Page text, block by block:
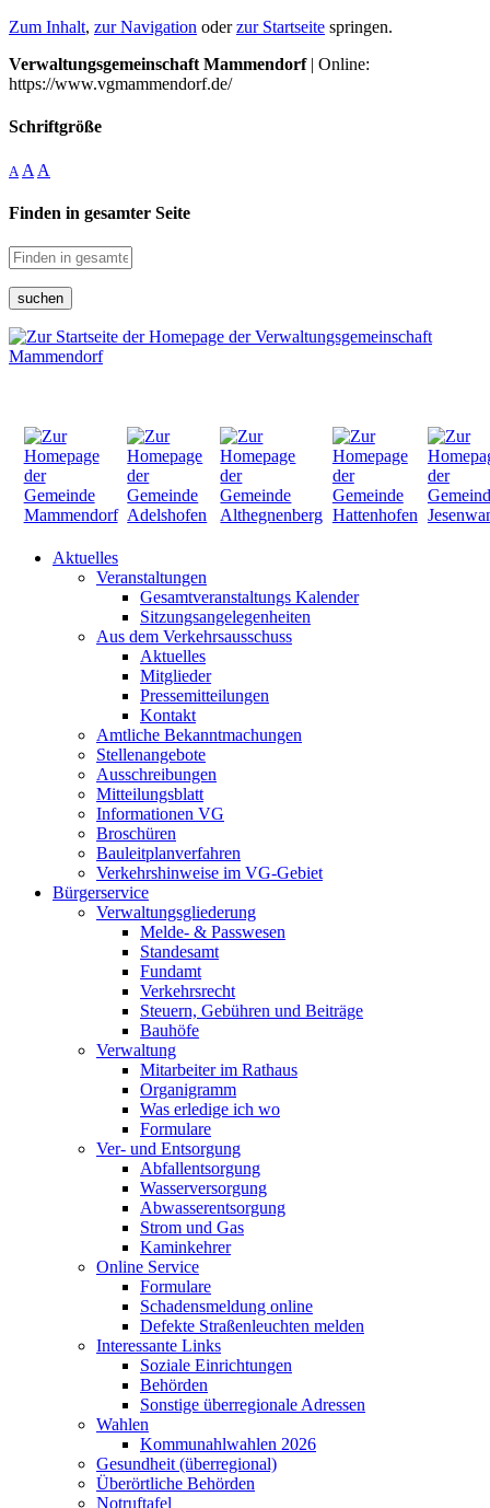
Zum Inhalt, zur Navigation oderzur Startseite springen.
Verwaltungsgemeinschaft Mammendorf| Online:
https://www.vgmammendorf.de/
Schriftgröße
A A A
Finden in gesamter Seite
suchen
Aktuelles
Veranstaltungen
Gesamtveranstaltungs Kalender
Sitzungsangelegenheiten
Aus dem Verkehrsausschuss
Aktuelles
Mitglieder
Pressemitteilungen
Kontakt
Amtliche Bekanntmachungen
Stellenangebote
Ausschreibungen
Mitteilungsblatt
Informationen VG
Broschüren
Bauleitplanverfahren
Verkehrshinweise im VG-Gebiet
Bürgerservice
Verwaltungsgliederung
Melde- & Passwesen
Standesamt
Fundamt
Verkehrsrecht
Steuern, Gebühren und Beiträge
Bauhöfe
Verwaltung
Mitarbeiter im Rathaus
Organigramm
Was erledige ich wo
Formulare
Ver- und Entsorgung
Abfallentsorgung
Wasserversorgung
Abwasserentsorgung
Strom und Gas
Kaminkehrer
Online Service
Formulare
Schadensmeldung online
Defekte Straßenleuchten melden
Interessante Links
Soziale Einrichtungen
Behörden
Sonstige überregionale Adressen
Wahlen
Kommunahlwahlen 2026
Gesundheit (überregional)
Überörtliche Behörden
Notruftafel